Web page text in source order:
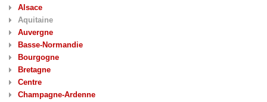
Alsace
Aquitaine
Auvergne
Basse-Normandie
Bourgogne
Bretagne
Centre
Champagne-Ardenne